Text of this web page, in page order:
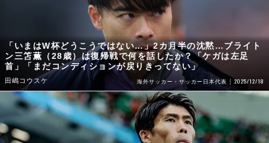
「いまはW杯どうこうではない…」2カ月半の沈黙…ブライト
ン三笘薫（28歳）は復帰戦で何を話したか？「ケガは左足
首」「まだコンディションが戻りきってない」
田嶋コウスケ 海外サッカー・サッカー日本代表 2025/12/18